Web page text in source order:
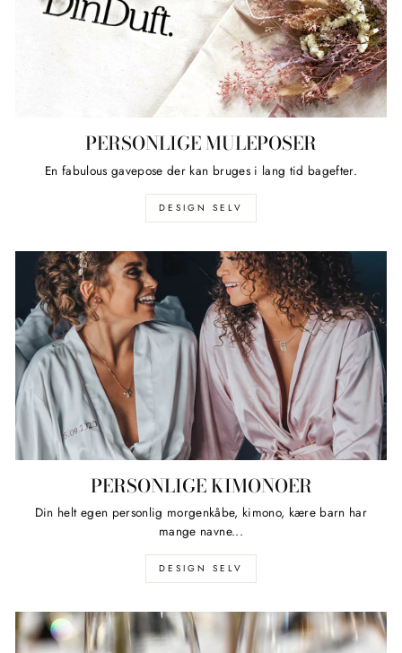
PERSONLIGE MULEPOSER
En fabulous gavepose der kan bruges i lang tid bagefter.
DESIGN SELV
PERSONLIGE KIMONOER
Din helt egen personlig morgenkåbe, kimono, kære barn har
mange navne...
DESIGN SELV